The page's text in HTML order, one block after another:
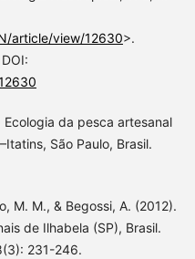
article/view/12630>.
Ecologia da pesca artesanal
São Paulo, Brasil.
M. M., & Begossi, A. (2012).
de Ilhabela (SP), Brasil.
231-246.